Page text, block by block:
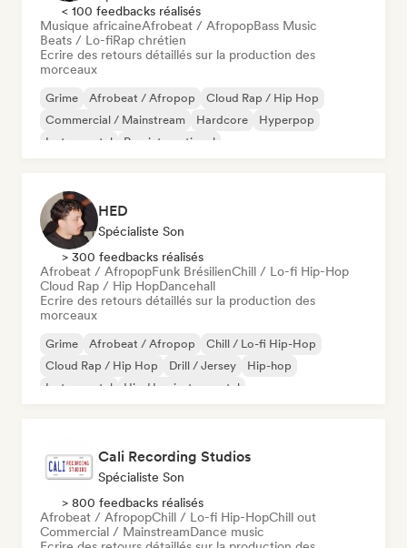
< 100 feedbacks réalisés
Musique africaineAfrobeat / AfropopBass Music
Beats / Lo-fiRap chrétien
Ecrire des retours détaillés sur la production des
morceaux
Grime Afrobeat / Afropop
Cloud Rap / Hip Hop
Commercial / Mainstream
Hardcore
Hyperpop
Instrumental
Pop international
HED
Spécialiste Son
> 300 feedbacks réalisés
Afrobeat / AfropopFunk BrésilienChill / Lo-fi Hip-Hop
Cloud Rap / Hip HopDancehall
Ecrire des retours détaillés sur la production des
morceaux
Grime Afrobeat / Afropop
Chill / Lo-fi Hip-Hop
Cloud Rap / Hip Hop
Drill / Jersey
Hip-hop
Instrumental
Hip-Hop instrumental
Cali Recording Studios
Spécialiste Son
> 800 feedbacks réalisés
Afrobeat / AfropopChill / Lo-fi Hip-HopChill out
Commercial / MainstreamDance music